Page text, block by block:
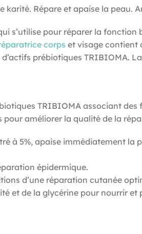
Répare et apaise la
s’utilise pour réparer la
corps et visage contient
prébiotiques TRIBIOMA.
TRIBIOMA associant
améliorer la qualité de la
à 5%, apaise immédiatement la
épidermique.
d’une réparation cutanée
et de la glycérine pour nourrir